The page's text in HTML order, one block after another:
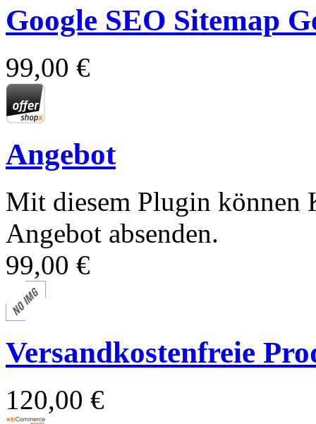
Google SEO Sitemap
99,00 €
Angebot
Mit diesem Plugin können
Angebot absenden.
99,00 €
Versandkostenfreie
120,00 €